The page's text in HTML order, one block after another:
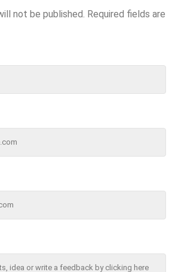
not be published. Required fields are